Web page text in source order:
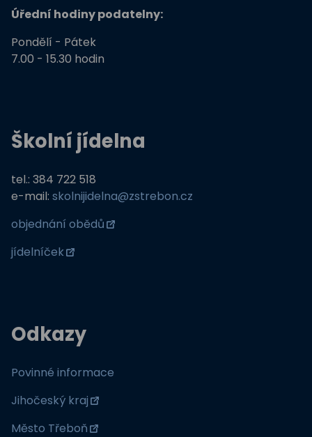
Úřední hodiny podatelny:
Pondělí - Pátek
7.00 - 15.30 hodin
Školní jídelna
tel.: 384 722 518
e-mail: skolnijidelna@zstrebon.cz
objednání obědů
jídelníček
Odkazy
Povinné informace
Jihočeský kraj
Město Třeboň